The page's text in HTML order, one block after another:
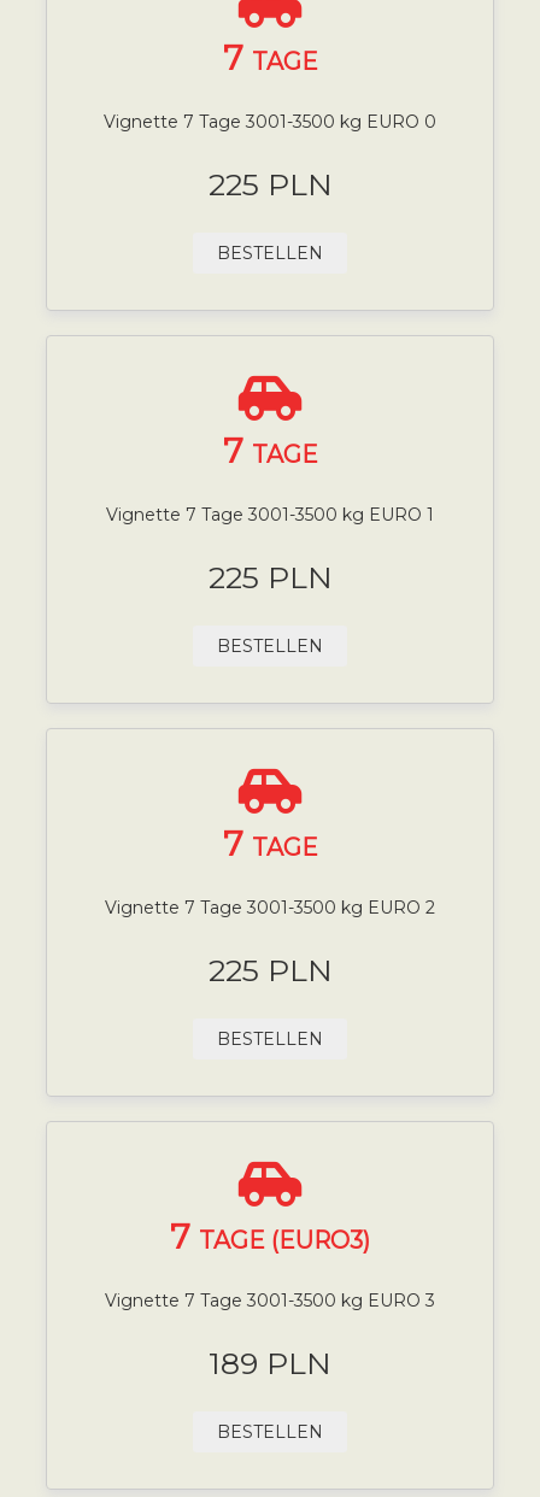
7 TAGE
Vignette 7 Tage 3001-3500 kg EURO 0
225 PLN
BESTELLEN
7 TAGE
Vignette 7 Tage 3001-3500 kg EURO 1
225 PLN
BESTELLEN
7 TAGE
Vignette 7 Tage 3001-3500 kg EURO 2
225 PLN
BESTELLEN
7 TAGE (EURO3)
Vignette 7 Tage 3001-3500 kg EURO 3
189 PLN
BESTELLEN